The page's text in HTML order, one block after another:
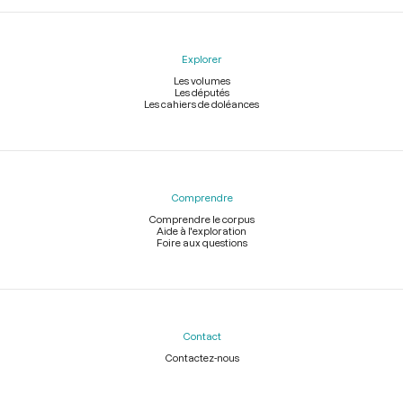
Explorer
Les volumes
Les députés
Les cahiers de doléances
Comprendre
Comprendre le corpus
Aide à l'exploration
Foire aux questions
Contact
Contactez-nous